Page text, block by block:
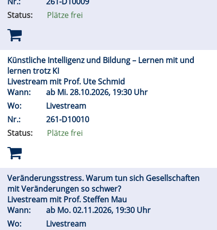
Status:
Plätze frei
Künstliche Intelligenz und Bildung – Lernen mit und
lernen trotz KI
Livestream mit Prof. Ute Schmid
Wann:
ab Mi.28.10.2026, 19:30 Uhr
Wo:
Livestream
Nr.:
261-D10010
Status:
Plätze frei
Veränderungsstress. Warum tun sich Gesellschaften
mit Veränderungen so schwer?
Livestream mit Prof. Steffen Mau
Wann:
ab Mo.02.11.2026, 19:30 Uhr
Wo:
Livestream